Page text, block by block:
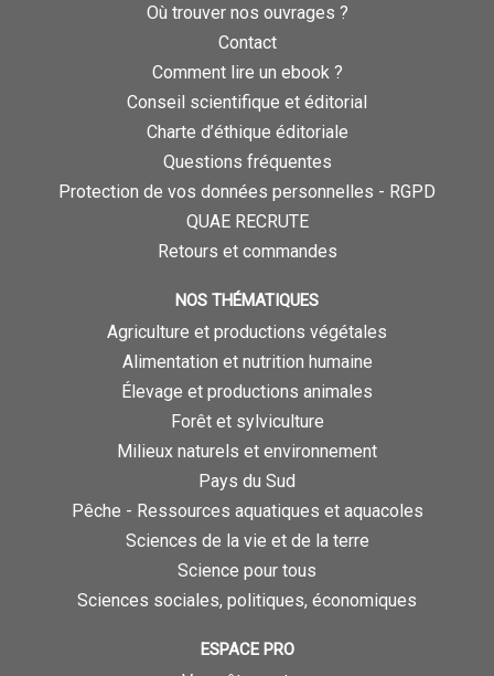
Où trouver nos ouvrages ?
Contact
Comment lire un ebook ?
Conseil scientifique et éditorial
Charte d’éthique éditoriale
Questions fréquentes
Protection de vos données personnelles - RGPD
QUAE RECRUTE
Retours et commandes
NOS THÉMATIQUES
Agriculture et productions végétales
Alimentation et nutrition humaine
Élevage et productions animales
Forêt et sylviculture
Milieux naturels et environnement
Pays du Sud
Pêche - Ressources aquatiques et aquacoles
Sciences de la vie et de la terre
Science pour tous
Sciences sociales, politiques, économiques
ESPACE PRO